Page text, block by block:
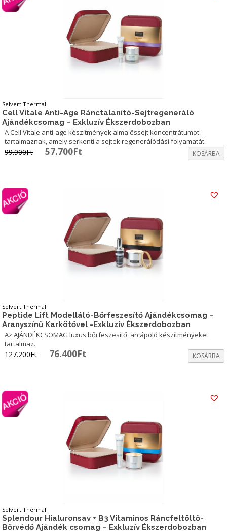
Selvert Thermal
Cell Vitale Anti-Age Ránctalanító-Sejtregeneráló
Ajándékcsomag – Exkluzív Ékszerdobozban
A Cell Vitale anti-age készítmények alma őssejt koncentrátumot
tartalmaznak, amely serkenti a sejtek regenerálódási folyamatát.
99.900Ft Original
57.700Ft KOSÁRBA
Selvert Thermal
Peptide Lift Modelláló-Bőrfeszesítő Ajándékcsomag –
Aranyszínű Karkötővel -Exkluzív Ékszerdobozban
Az AJÁNDÉKCSOMAG luxus bőrfeszesítő, arcápoló készítményeket
tartalmaz.
127.200Ft Original
76.400Ft KOSÁRBA
Selvert Thermal
Splendour Hialuronsav + B3 Vitaminos Ráncfeltöltő-
Bőrvédő Ajándék csomag – Exkluzív Ékszerdobozban